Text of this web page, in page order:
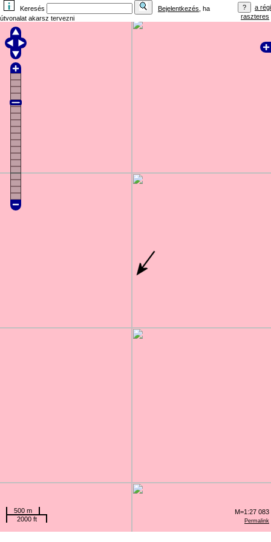
Keresés Bejelentkezés , ha
útvonalat akarsz tervezni
a régi
raszteres
Permalink
500 m
2000 ft
M=1:27 083